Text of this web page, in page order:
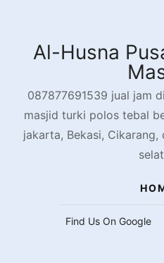
contentAl-Husna
087877691539 jual jam
masjid turki polos tebal
jakarta, Bekasi,
Find Us On Google